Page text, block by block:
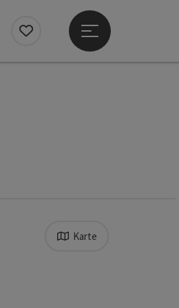
Merkzettel
Hauptmenü öffnen
Karte